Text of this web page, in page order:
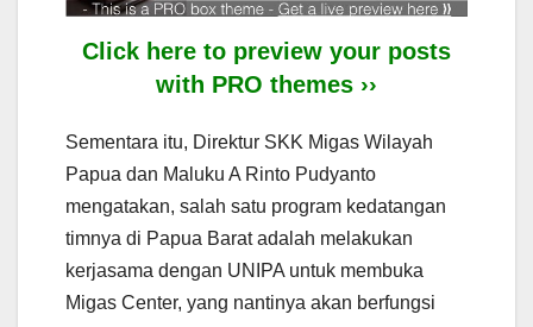
Click here to preview your posts
with PRO themes ››
Sementara itu, Direktur SKK Migas Wilayah
Papua dan Maluku A Rinto Pudyanto
mengatakan, salah satu program kedatangan
timnya di Papua Barat adalah melakukan
kerjasama dengan UNIPA untuk membuka
Migas Center, yang nantinya akan berfungsi